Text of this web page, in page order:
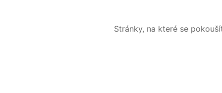
Stránky, na které se